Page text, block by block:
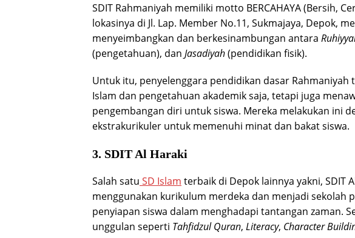
SDIT Rahmaniyah memiliki motto BERCAHAYA (Bersih,
lokasinya di Jl. Lap. Member No.11, Sukmajaya, Depok,
menyeimbangkan dan berkesinambungan antara
(pengetahuan), dan Jasadiyah(pendidikan fisik).
Untuk itu, penyelenggara pendidikan dasar Rahmaniyah
Islam dan pengetahuan akademik saja, tetapi juga
pengembangan diri untuk siswa. Mereka melakukan ini
ekstrakurikuler untuk memenuhi minat dan bakat siswa.
3. SDIT Al Haraki
Salah satu SD Islam terbaik di Depok lainnya yakni, SDIT
menggunakan kurikulum merdeka dan menjadi sekolah
penyiapan siswa dalam menghadapi tantangan zaman.
unggulan seperti Tahfidzul Quran, Literacy, Character